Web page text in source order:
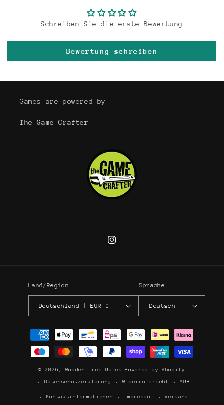
Schreiben Sie die erste Bewertung
Bewertung schreiben
Games are powered by
The Game Crafter
Instagram
Land/Region
Deutschland | EUR €
Sprache
Deutsch
Zahlungsmethoden
© 2026,Wooden Tree Games
Powered by Shopify
Datenschutzerklärung
Widerrufsrecht AGB
Kontaktinformationen Impressum Versand